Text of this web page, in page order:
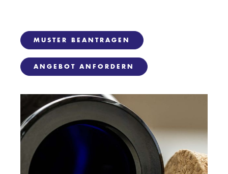
MUSTER BEANTRAGEN
ANGEBOT ANFORDERN